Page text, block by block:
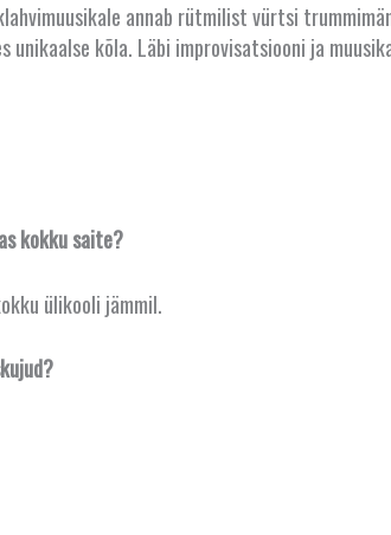
annab rütmilist vürtsi
unikaalse kõla. Läbi improvisatsiooni ja
kokku saite?
ülikooli jämmil.